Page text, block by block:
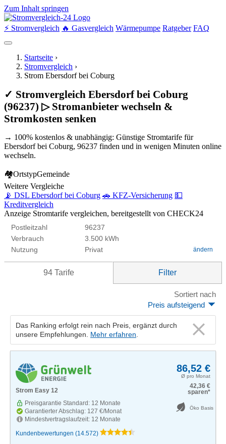
Zum Inhalt springen
⚡ Stromvergleich 🔥 Gasvergleich Wärmepumpe Ratgeber FAQ
Startseite ›
Stromvergleich ›
Strom Ebersdorf bei Coburg
✓ Stromvergleich Ebersdorf bei Coburg
(96237) ▷ Stromanbieter wechseln &
Stromkosten senken
→ 100% kostenlos & unabhängig: Günstige Stromtarife für
Ebersdorf bei Coburg, 96237 finden und in wenigen Minuten online
wechseln.
🏘OrtstypGemeinde
Weitere Vergleiche
📡 DSL Ebersdorf bei Coburg 🚗 KFZ-Versicherung 💵
Kreditvergleich
Anzeige Stromtarife vergleichen, bereitgestellt von CHECK24